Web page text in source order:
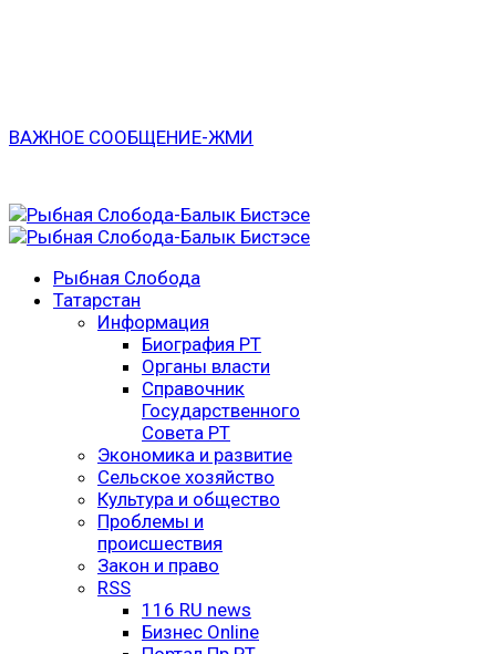
ВАЖНОЕ СООБЩЕНИЕ-ЖМИ
Рыбная Слобода
Татарстан
Информация
Биография РТ
Органы власти
Справочник
Государственного
Совета РТ
Экономика и развитие
Сельское хозяйство
Культура и общество
Проблемы и
происшествия
Закон и право
RSS
116 RU news
Бизнес Online